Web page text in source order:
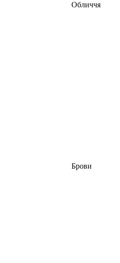
Обличчя
Брови